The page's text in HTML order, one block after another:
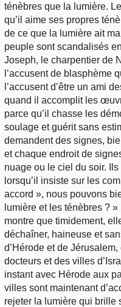
ténèbres que la lumière.
qu’il aime ses propres
de ce que la lumière ait
peuple sont scandalisés
Joseph, le charpentier de
l’accusent de blasphème
l’accusent d’être un ami
quand il accomplit les
parce qu’il chasse les
soulage et guérit sans
demandent des signes,
et chaque endroit de
nuage ou le ciel du soir.
lorsqu’il insiste sur les
accord », nous pouvons
lumière et les ténèbres ?
montre que timidement,
déchaîner, haineuse et
d’Hérode et de
docteurs et des villes
instant avec Hérode aux
villes sont maintenant
rejeter la lumière qui brille